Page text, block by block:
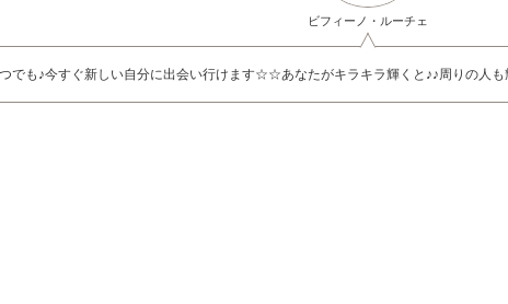
ビフィーノ・ルーチェ
でも♪今すぐ新しい自分に出会い行けます☆☆あなたがキラキラ輝くと♪♪周りの人